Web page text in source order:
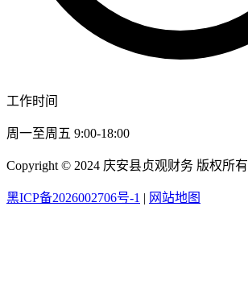
工作时间
周一至周五 9:00-18:00
Copyright © 2024 庆安县贞观财务 版权所有
黑ICP备2026002706号-1 | 网站地图